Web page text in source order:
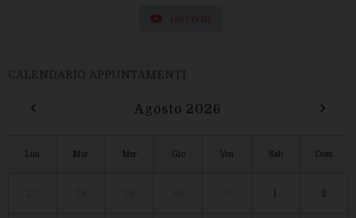
Iscriviti
CALENDARIO APPUNTAMENTI
‹ Agosto 2026 ›
Lun Mar Mer Gio Ven Sab Dom
1 2